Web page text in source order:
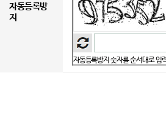
자동등록방
지
자동등록방지 숫자를 순서대로 입